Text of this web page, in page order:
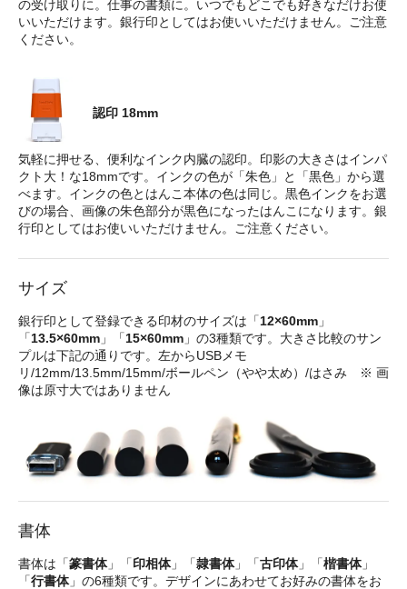
の受け取りに。仕事の書類に。いつでもどこでも好きなだけお使
いいただけます。銀行印としてはお使いいただけません。ご注意
ください。
認印 18mm
気軽に押せる、便利なインク内臓の認印。印影の大きさはインパ
クト大！な18mmです。インクの色が「朱色」と「黒色」から選
べます。インクの色とはんこ本体の色は同じ。黒色インクをお選
びの場合、画像の朱色部分が黒色になったはんこになります。銀
行印としてはお使いいただけません。ご注意ください。
サイズ
銀行印として登録できる印材のサイズは「12×60mm 」
「13.5×60mm 」「15×60mm 」の3種類です。大きさ比較のサン
プルは下記の通りです。左からUSBメモ
リ/12mm/13.5mm/15mm/ボールペン（やや太め）/はさみ ※ 画
像は原寸大ではありません
書体
書体は「篆書体」「印相体」「隷書体」「古印体」「楷書体」
「行書体」の6種類です。デザインにあわせてお好みの書体をお